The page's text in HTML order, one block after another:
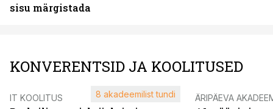
sisu märgistada
KONVERENTSID JA KOOLITUSED
IT KOOLITUS 8 akadeemilist tundi ÄRIPÄEVA